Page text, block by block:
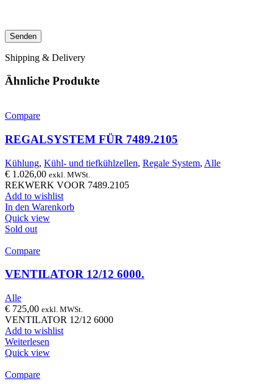
Shipping & Delivery
Ähnliche Produkte
Compare
REGALSYSTEM FÜR 7489.2105
Kühlung, Kühl- und tiefkühlzellen, Regale System, Alle
€ 1.026,00 exkl. MWSt.
REKWERK VOOR 7489.2105
Add to wishlist
In den Warenkorb
Quick view
Sold out
Compare
VENTILATOR 12/12 6000.
Alle
€ 725,00 exkl. MWSt.
VENTILATOR 12/12 6000
Add to wishlist
Weiterlesen
Quick view
Compare